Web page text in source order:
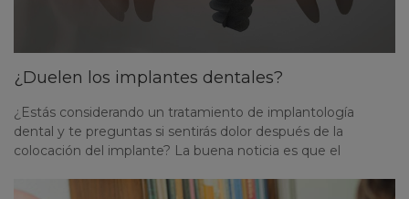
¿Duelen los implantes dentales?
¿Estás considerando un tratamiento de implantología
dental y te preguntas si sentirás dolor después de la
colocación del implante? La buena noticia es que el
aplica anestesia local, lo que garantiza que no sentirás